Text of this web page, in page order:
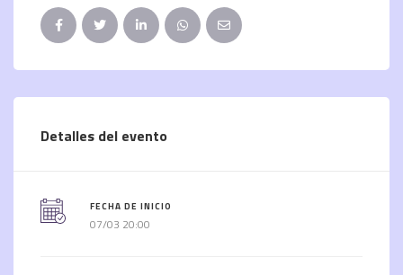
Detalles del evento
FECHA DE INICIO
07/03 20:00